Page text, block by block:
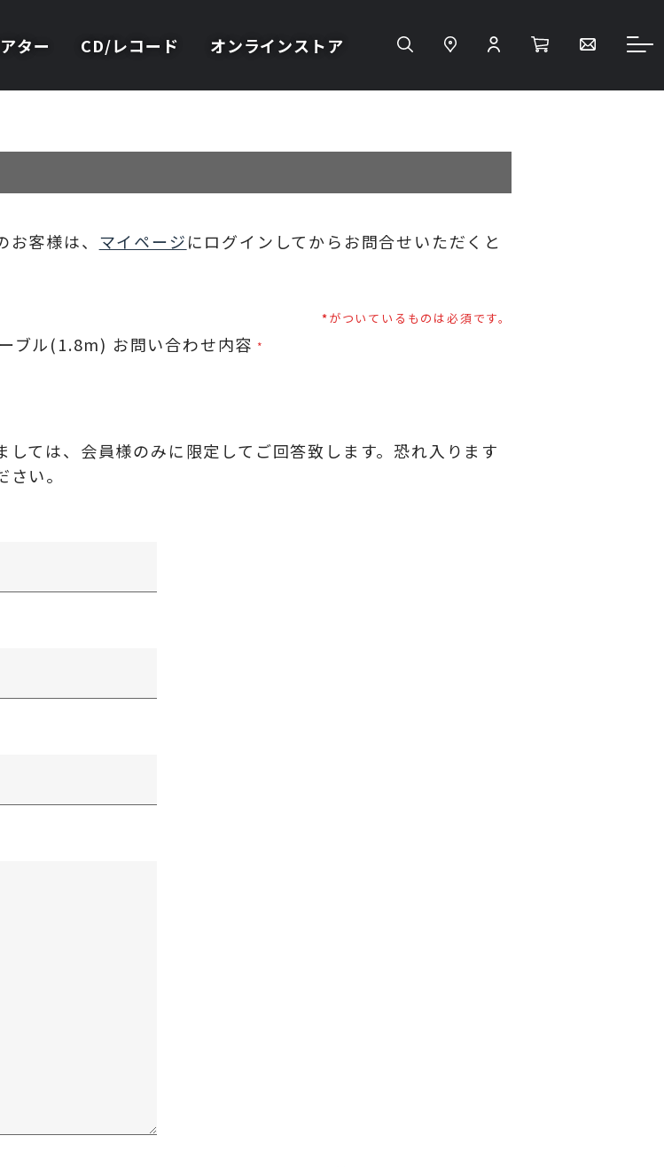
ター CD/レコード オンラインストア
客様は、 マイページにログインしてからお問合せいただくと
がついているものは必須です。
ブル(1.8m) お問い合わせ内容
ては、会員様のみに限定してご回答致します。恐れ入ります
い。